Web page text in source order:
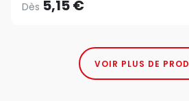
Dès 5,15 €
VOIR PLUS DE